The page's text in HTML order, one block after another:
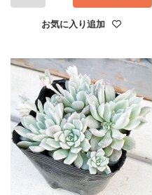
お気に入り追加